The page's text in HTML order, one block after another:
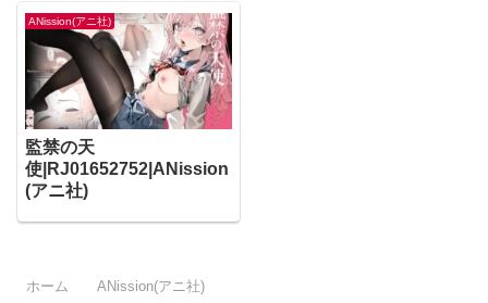
ANission(アニ社)
監禁の天
使|RJ01652752|ANission
(アニ社)
ホーム ANission(アニ社)